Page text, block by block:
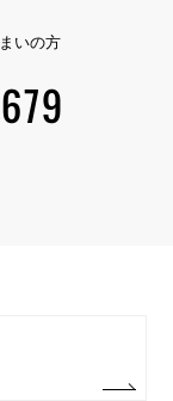
いの方